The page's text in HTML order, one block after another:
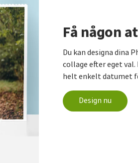
Få någon
Du kan designa
collage efter eget
helt enkelt datumet
Design nu